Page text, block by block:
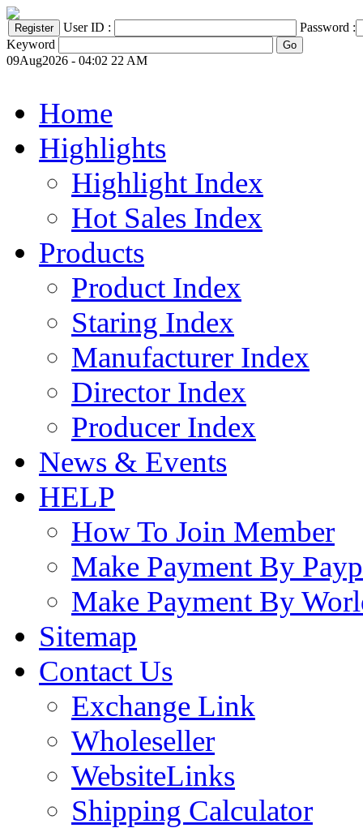
User ID :
Password :
Keyword
09Aug2026 - 04:02 22 AM
Home
Highlights
Highlight Index
Hot Sales Index
Products
Product Index
Staring Index
Manufacturer Index
Director Index
Producer Index
News & Events
HELP
How To Join Member
Make Payment By
Make Payment By
Sitemap
Contact Us
Exchange Link
Wholeseller
WebsiteLinks
Shipping Calculator